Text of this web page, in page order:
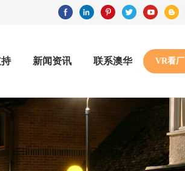
VR看厂
新闻资讯 联系澳华